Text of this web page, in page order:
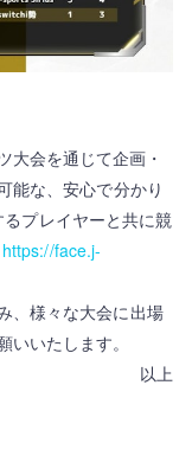
大会を通じて企画・
能な、安心で分かり
プレイヤーと共に競
https://face.j-
、様々な大会に出場
いたします。
以上